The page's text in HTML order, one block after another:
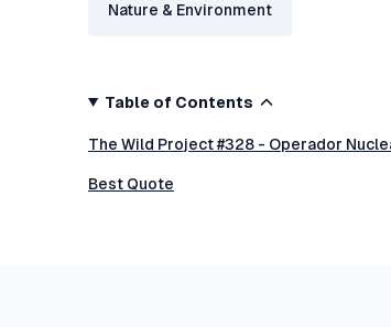
Nature & Environment
Table of Contents
The Wild Project #328 - Operador
Best Quote